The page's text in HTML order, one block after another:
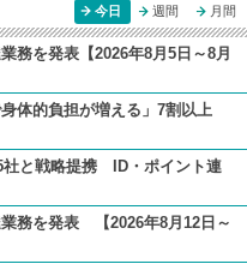
今日 週間 月間
務を発表【2026年8月5日～8月
体的負担が増える」7割以上
社と戦略提携 ID・ポイント連
務を発表 【2026年8月12日～